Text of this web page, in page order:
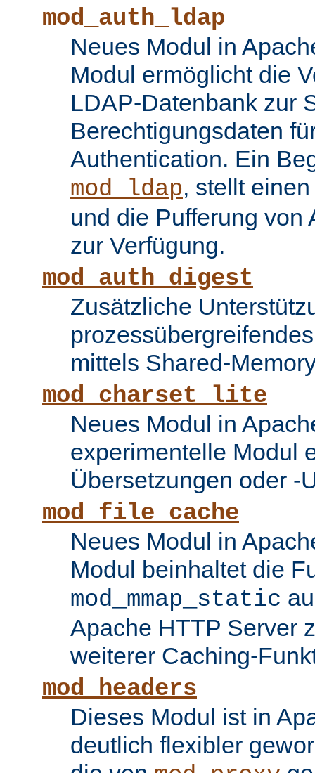
mod_auth_ldap
Neues Modul in
Modul ermöglicht die
LDAP-Datenbank zur
Berechtigungsdaten
Authentication. Ein
mod_ldap, stellt
und die Pufferung von
zur Verfügung.
mod_auth_digest
Zusätzliche
mittels Shared-
mod_charset_lite
Neues Modul in
experimentelle Modul
Übersetzungen oder -
mod_file_cache
Neues Modul in
Modul beinhaltet die
mod_mmap_static
Apache HTTP Server
weiterer Caching-
mod_headers
Dieses Modul ist in
deutlich flexibler